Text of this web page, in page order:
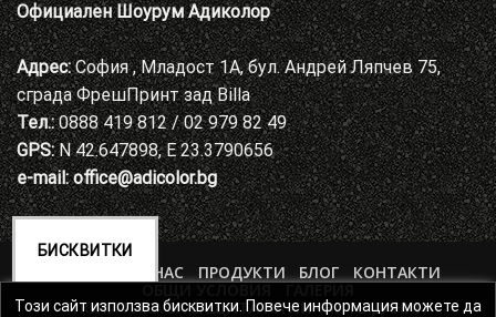
Официален Шоурум Адиколор
Адрес:София , Младост 1А, бул. Андрей Ляпчев 75,
сграда ФрешПринт зад Billa
Тел.:0888 419 812 / 02 979 82 49
GPS:N 42.647898, E 23.3790656
e-mail: office@adicolor.bg
ЗА НАС ПРОДУКТИ БЛОГ
КОНТАКТИ
ОБЩИ УСЛОВИЯ
ГАЛЕРИЯ
ПОЛИТИКА ЗА ЗАЩИТА НА ЛИЧНИТЕ ДАННИ
БИСКВИТКИ
Този сайт използва бисквитки. Повече информация можете да